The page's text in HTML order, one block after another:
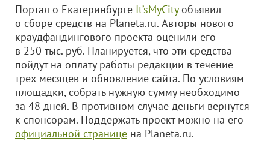
Портал о Екатеринбурге It’sMyCityобъявил
о сборе средств на Planeta.ru. Авторы нового
краудфандингового проекта оценили его
в 250 тыс. руб. Планируется, что эти средства
пойдут на оплату работы редакции в течение
трех месяцев и обновление сайта. По условиям
площадки, собрать нужную сумму необходимо
за 48 дней. В противном случае деньги вернутся
к спонсорам. Поддержать проект можно на его
официальной странице на Planeta.ru.